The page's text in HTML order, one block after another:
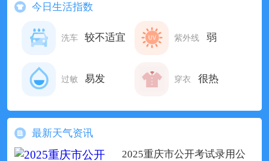
今日生活指数
洗车 较不适宜 紫外线 弱
过敏 易发 穿衣 很热
最新天气资讯
2025重庆市公开考试录用公